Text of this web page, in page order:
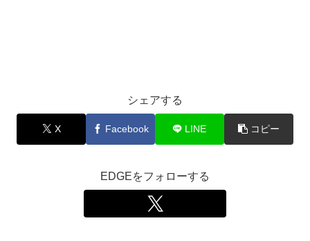
シェアする
X Facebook LINE コピー
EDGEをフォローする